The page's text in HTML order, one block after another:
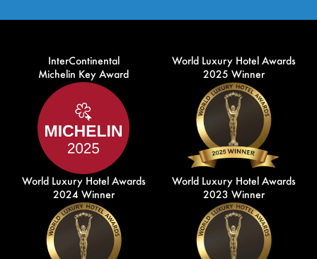
InterContinental
Michelin Key Award
World Luxury Hotel Awards
2025 Winner
World Luxury Hotel Awards
2024 Winner
World Luxury Hotel Awards
2023 Winner